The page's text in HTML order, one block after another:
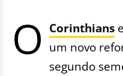
O Corinthians
um novo
segundo